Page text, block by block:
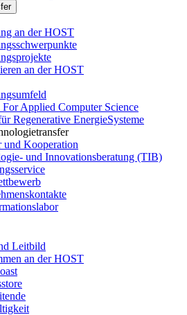
an der HOST
an der HOST
For Applied Computer Science
Regenerative EnergieSysteme
und Kooperation
und Innovationsberatung (TIB)
Leitbild
an der HOST